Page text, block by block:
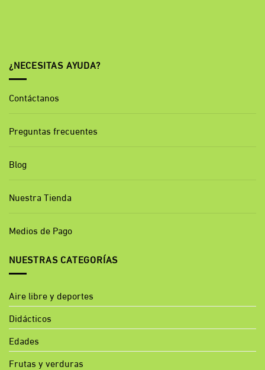
¿NECESITAS AYUDA?
Contáctanos
Preguntas frecuentes
Blog
Nuestra Tienda
Medios de Pago
NUESTRAS CATEGORÍAS
Aire libre y deportes
Didácticos
Edades
Frutas y verduras